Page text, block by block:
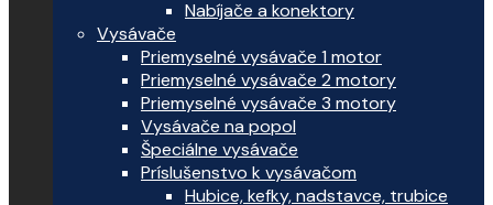
Nabíjače a konektory
Vysávače
Priemyselné vysávače 1 motor
Priemyselné vysávače 2 motory
Priemyselné vysávače 3 motory
Vysávače na popol
Špeciálne vysávače
Príslušenstvo k vysávačom
Hubice, kefky, nadstavce, trubice